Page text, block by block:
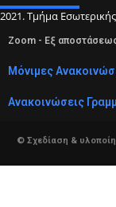
2021. Τμήμα
Zoom - Εξ
Μόνιμες
Ανακοινώσεις
© Σχεδίαση &